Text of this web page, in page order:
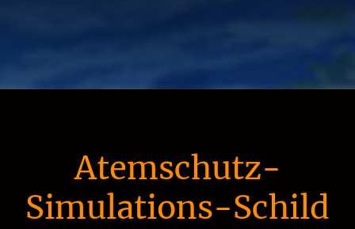
Atemschutz-
Simulations-Schild